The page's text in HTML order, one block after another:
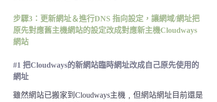
步驟3：更新網址＆進行DNS 指向設定，讓網域/網址把
原先對應舊主機網站的設定改成對應新主機Cloudways
網站
#1 把Cloudways的新網站臨時網址改成自己原先使用的
網址
雖然網站已搬家到Cloudways主機﹐但網站網址目前還是